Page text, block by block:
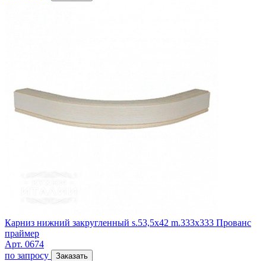
Карниз нижний закругленный s.53,5х42 m.333x333 Прованс
праймер
Арт. 0674
по запросу
Заказать